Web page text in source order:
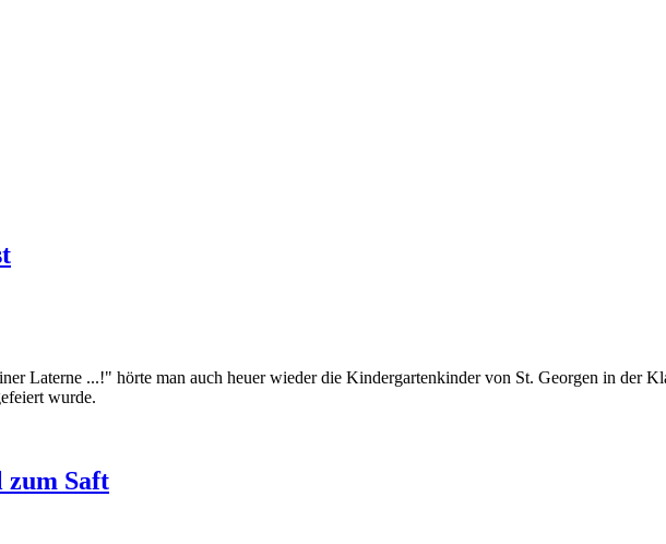
Laterne ...!" hörte man auch heuer wieder die Kindergartenkinder von St. Georgen in der
wurde.
zum Saft